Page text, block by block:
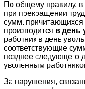
По общему правилу, в
при прекращении
сумм, причитающихся
производится в день
работник в день
соответствующие
позднее следующего
уволенным
За нарушения,